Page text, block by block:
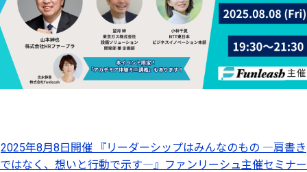
2025年8月8日開催 『リーダーシップはみんなのもの ―肩書き
ではなく、想いと行動で示す―』ファンリーシュ主催セミナー